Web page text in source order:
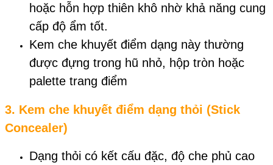
hoặc hỗn hợp thiên khô nhờ khả năng cung
cấp độ ẩm tốt.
Kem che khuyết điểm dạng này thường
được đựng trong hũ nhỏ, hộp tròn hoặc
palette trang điểm
3. Kem che khuyết điểm dạng thỏi (Stick
Concealer)
Dạng thỏi có kết cấu đặc, độ che phủ cao